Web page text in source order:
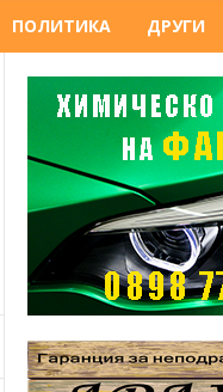
ПОЛИТИКА ДРУГИ